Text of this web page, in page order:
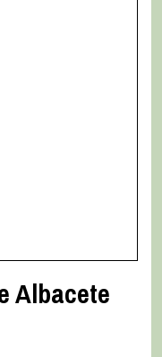
Albacete